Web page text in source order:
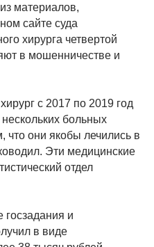
материалов,
сайте суда
хирурга четвертой
в мошенничестве и
с 2017 по 2019 год
больных
они якобы лечились в
Эти медицинские
отдел
госзадания и
в виде